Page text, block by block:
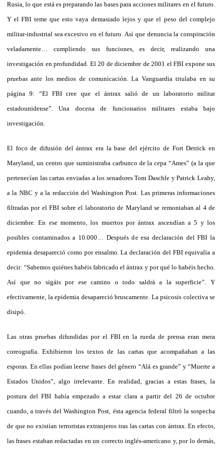
Rusia, lo que está es preparando las bases para acciones militares en el futuro.
Y el FBI teme que esto vaya demasiado lejos y que el peso del complejo
militar-industrial sea excesivo en el futuro. Así que denuncia la conspiración
veladamente… cumpliendo sus funciones, es decir, realizando una
investigación en profundidad. El 20 de diciembre de 2001 el FBI expone sus
pruebas ante los medios de comunicación. La Vanguardia titulaba en su
página 9: “El FBI cree que el ántrax salió de un laboratorio militar
estadounidense”. Una docena de funcionarios militares estaba bajo
investigación.
El foco de difusión del ántrax era la base del ejército de Fort Detrick en
Maryland, un centro que suministraba carbunco de la cepa “Ames” (a la que
pertenecían las cartas enviadas a los senadores Tom Daschle y Patrick Leahy,
a la NBC y a la redacción del Washington Post. Las primeras informaciones
filtradas por el FBI sobre el laboratorio de Maryland se remontaban al 4 de
diciembre. En ese momento, los muertos por ántrax ascendían a 5 y los
posibles contaminados a 10.000… Después de esa declaración del FBI la
epidemia desapareció como por ensalmo. La declaración del FBI equivalía a
decir: “Sabemos quiénes habéis fabricado el ántrax y por qué lo habéis hecho.
Así que no sigáis por ese camino o todo saldrá a la superficie”. Y
efectivamente, la epidemia desapareció bruscamente. La psicosis colectiva se
disipó.
Las otras pruebas difundidas por el FBI en la rueda de prensa eran mera
coreografía. Exhibieron los textos de las cartas que acompañaban a las
esporas. En ellas podían leerse frases del género “Alá es grande” y “Muerte a
Estados Unidos”, algo irrelevante. En realidad, gracias a estas frases, la
postura del FBI había empezado a estar clara a partir del 26 de octubre
cuando, a través del Washington Post, ésta agencia federal filtró la sospecha
de que no existían terroristas extranjeros tras las cartas con ántrax. En efecto,
las frases estaban redactadas en un correcto inglés-americano y, por lo demás,